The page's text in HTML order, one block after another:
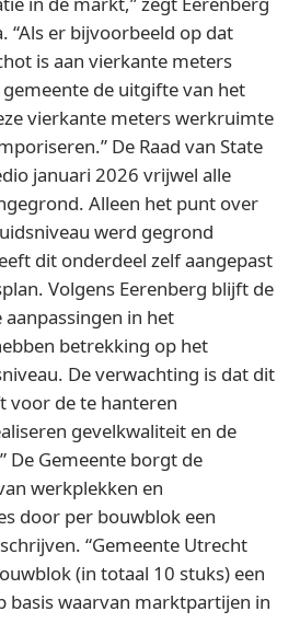
“Als er bijvoorbeeld op dat
is aan vierkante meters
de uitgifte van het
vierkante meters werkruimte
De Raad van State
januari 2026 vrijwel alle
Alleen het punt over
werd gegrond
dit onderdeel zelf aangepast
Volgens Eerenberg blijft de
in het
betrekking op het
De verwachting is dat dit
voor de te hanteren
gevelkwaliteit en de
De Gemeente borgt de
werkplekken en
door per bouwblok een
“Gemeente Utrecht
(in totaal 10 stuks) een
basis waarvan marktpartijen in